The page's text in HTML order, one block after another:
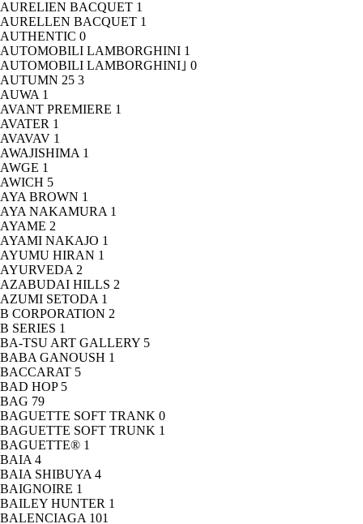
AURELIEN BACQUET 1
AURELLEN BACQUET 1
AUTHENTIC 0
AUTOMOBILI LAMBORGHINI 1
AUTOMOBILI LAMBORGHINI｣ 0
AUTUMN 25 3
AUWA 1
AVANT PREMIERE 1
AVATER 1
AVAVAV 1
AWAJISHIMA 1
AWGE 1
AWICH 5
AYA BROWN 1
AYA NAKAMURA 1
AYAME 2
AYAMI NAKAJO 1
AYUMU HIRAN 1
AYURVEDA 2
AZABUDAI HILLS 2
AZUMI SETODA 1
B CORPORATION 2
B SERIES 1
BA-TSU ART GALLERY 5
BABA GANOUSH 1
BACCARAT 5
BAD HOP 5
BAG 79
BAGUETTE SOFT TRANK 0
BAGUETTE SOFT TRUNK 1
BAGUETTE® 1
BAIA 4
BAIA SHIBUYA 4
BAIGNOIRE 1
BAILEY HUNTER 1
BALENCIAGA 101